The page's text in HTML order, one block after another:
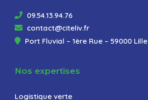
09.54.13.94.76
contact@citeliv.fr
Port Fluvial – 1ère Rue – 59000 Lille
Nos expertises
Logistique verte